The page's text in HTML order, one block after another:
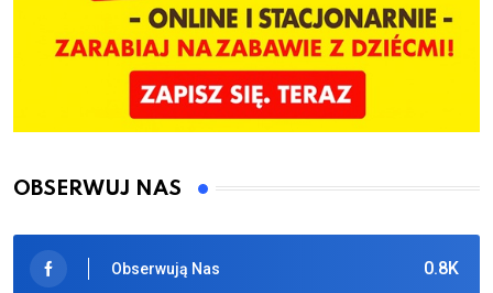
OBSERWUJ NAS
0.8K
Obserwują Nas